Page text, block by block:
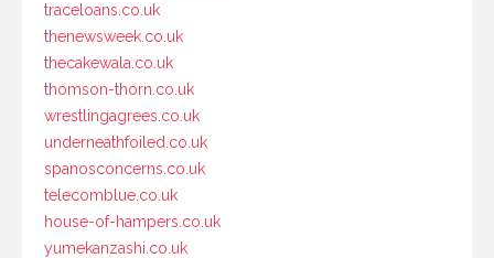
traceloans.co.uk
thenewsweek.co.uk
thecakewala.co.uk
thomson-thorn.co.uk
wrestlingagrees.co.uk
underneathfoiled.co.uk
spanosconcerns.co.uk
telecomblue.co.uk
house-of-hampers.co.uk
yumekanzashi.co.uk